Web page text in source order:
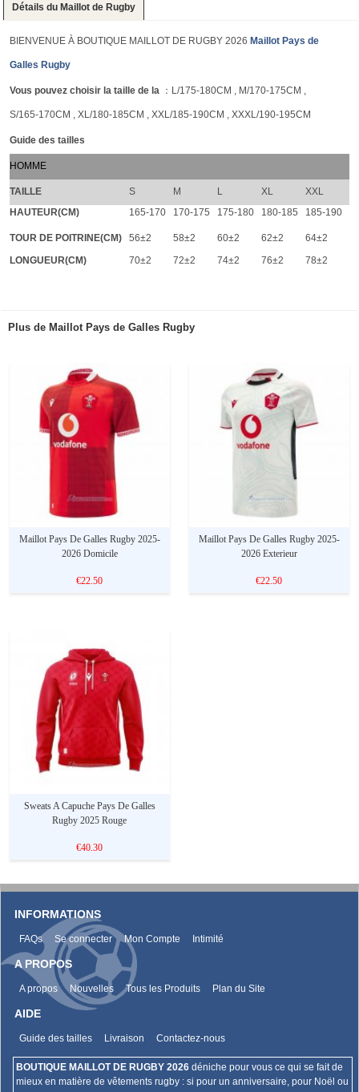
Détails du Maillot de Rugby
BIENVENUE À BOUTIQUE MAILLOT DE RUGBY 2026 Maillot Pays de
Galles Rugby
Vous pouvez choisir la taille de la ：L/175-180CM , M/170-175CM ,
S/165-170CM , XL/180-185CM , XXL/185-190CM , XXXL/190-195CM
Guide des tailles
HOMME
TAILLE S M L XL
XXL
HAUTEUR(CM)
165-170 170-175 175-180 180-185 185-190
TOUR DE POITRINE(CM) 56±2 58±2 60±2 62±2
64±2
LONGUEUR(CM)
70±2 72±2 74±2 76±2 78±2
Plus de Maillot Pays de Galles Rugby
Maillot Pays De Galles Rugby 2025-
2026 Domicile
€22.50
Maillot Pays De Galles Rugby 2025-
2026 Exterieur
€22.50
Sweats A Capuche Pays De Galles
Rugby 2025 Rouge
€40.30
INFORMATIONS
FAQs Se connecter Mon Compte Intimité
A PROPOS
A propos Nouvelles Tous les Produits Plan du Site
AIDE
Guide des tailles Livraison Contactez-nous
BOUTIQUE MAILLOT DE RUGBY 2026 déniche pour vous ce qui se fait de
mieux en matière de vêtements rugby : si pour un anniversaire, pour Noël ou